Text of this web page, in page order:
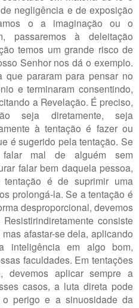
negligência e de exposição
o a imaginação ou o
passaremos à deleitação
temos um grande risco de
Senhor nos dá o exemplo.
pararam para pensar no
e terminaram consentindo,
a Revelação. É preciso,
seja diretamente, seja
à tentação é fazer ou
é sugerido pela tentação. Se
mal de alguém sem
falar bem daquela pessoa,
é de suprimir uma
prolongá-la. Se a tentação é
desproporcional, devemos
consiste
afastar-se dela, aplicando
inteligência em algo bom,
faculdades. Em tentações
aplicar sempre a
casos, a luta direta pode
perigo e a sinuosidade da